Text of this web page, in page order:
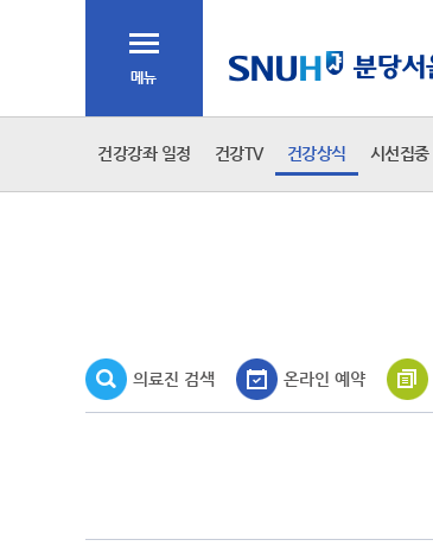
건강강좌 일정 건강TV 건강상식 시선집중
의료진 검색 온라인 예약